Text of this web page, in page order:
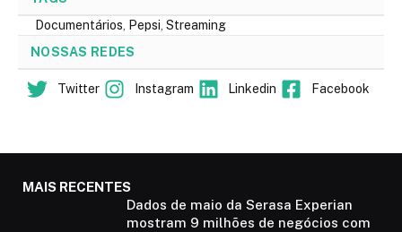
Documentários
Pepsi Streaming
NOSSAS REDES
Twitter Instagram Linkedin Facebook
MAIS RECENTES
Dados de maio da Serasa Experian
mostram 9 milhões de negócios com